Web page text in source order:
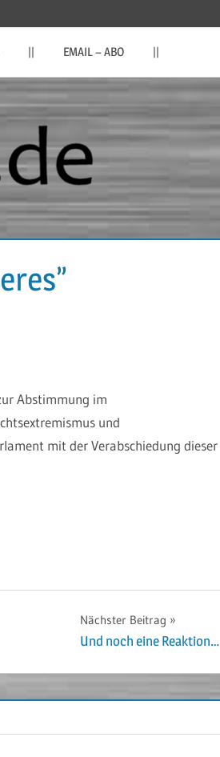
|| EMAIL – ABO ||
Abstimmung im
und
mit der Verabschiedung dieser
Nächster Beitrag
Und noch eine Reaktion…